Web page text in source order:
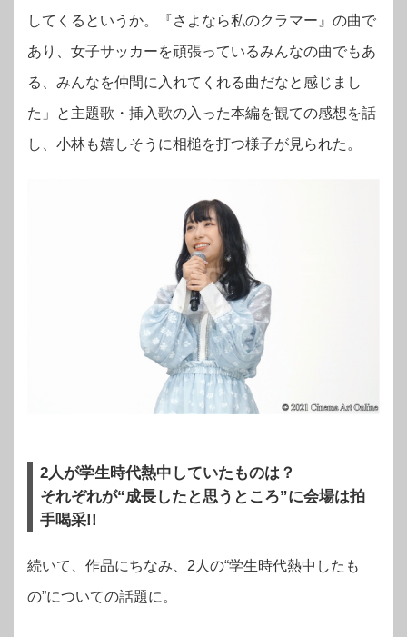
してくるというか。『さよなら私のクラマー』の曲で
あり、女子サッカーを頑張っているみんなの曲でもあ
る、みんなを仲間に入れてくれる曲だなと感じまし
た」と主題歌・挿入歌の入った本編を観ての感想を話
し、小林も嬉しそうに相槌を打つ様子が見られた。
2人が学生時代熱中していたものは？
それぞれが“成長したと思うところ”に会場は拍
手喝采!!
続いて、作品にちなみ、2人の“学生時代熱中したも
の”についての話題に。